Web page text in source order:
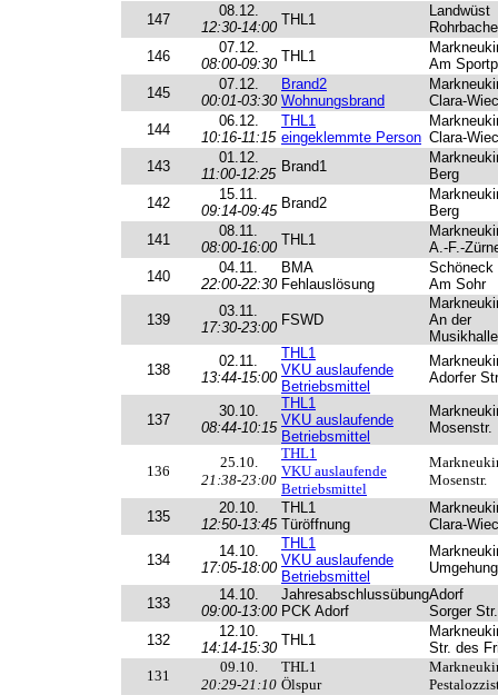
147
08.12.
12:30-14:00 THL1
Landwüst
146
07.12.
08:00-09:30 THL1
Am
145
07.12.
00:01-03:30
Brand2
Wohnungsbrand
Clara-
144
06.12.
10:16-11:15
THL1
eingeklemmte Person Clara-
143
01.12.
11:00-12:25 Brand1
Berg
142
15.11.
09:14-09:45 Brand2
Berg
141
08.11.
08:00-16:00 THL1
A.-F.-
140
04.11.
22:00-22:30
BMA
Fehlauslösung
Schöneck
Am Sohr
139
03.11.
17:30-23:00 FSWD
An der
Musikhalle
138
02.11.
13:44-15:00
THL1
VKU auslaufende
Betriebsmittel
Adorfer
137
30.10.
08:44-10:15
THL1
VKU auslaufende
Betriebsmittel
Mosenstr.
136
25.10.
21:38-23:00
THL1
VKU auslaufende
Betriebsmittel
Mosenstr.
135
20.10.
12:50-13:45
THL1
Türöffnung
Clara-
134
14.10.
17:05-18:00
THL1
VKU auslaufende
Betriebsmittel
133
14.10.
09:00-13:00
Jahresabschlussübung
PCK Adorf
Adorf
Sorger Str.
132
12.10.
14:14-15:30 THL1
Str. des
131
09.10.
20:29-21:10
THL1
Ölspur